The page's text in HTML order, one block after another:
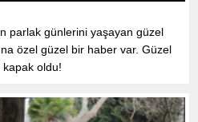
parlak günlerini yaşayan güzel
özel güzel bir haber var. Güzel
oldu!